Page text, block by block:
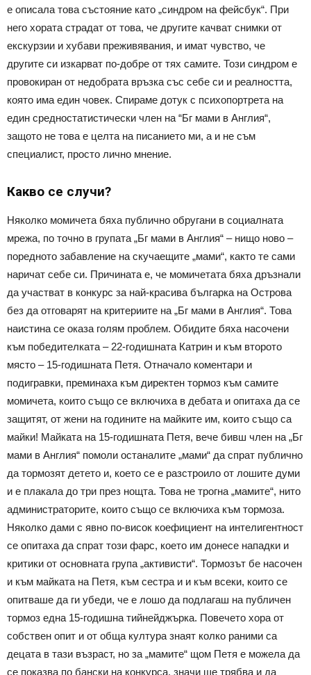
е описала това състояние като „синдром на фейсбук“. При
него хората страдат от това, че другите качват снимки от
екскурзии и хубави преживявания, и имат чувство, че
другите си изкарват по-добре от тях самите. Този синдром е
провокиран от недобрата връзка със себе си и реалността,
която има един човек. Спираме дотук с психопортрета на
един средностатистически член на “Бг мами в Англия“,
защото не това е целта на писанието ми, а и не съм
специалист, просто лично мнение.
Какво се случи?
Няколко момичета бяха публично обругани в социалната
мрежа, по точно в групата „Бг мами в Англия“ – нищо ново –
поредното забавление на скучаещите „мами“, както те сами
наричат себе си. Причината е, че момичетата бяха дръзнали
да участват в конкурс за най-красива българка на Острова
без да отговарят на критериите на „Бг мами в Англия“. Това
наистина се оказа голям проблем. Обидите бяха насочени
към победителката – 22-годишната Катрин и към второто
място – 15-годишната Петя. Отначало коментари и
подигравки, преминаха към директен тормоз към самите
момичета, които също се включиха в дебата и опитаха да се
защитят, от жени на годините на майките им, които също са
майки! Майката на 15-годишната Петя, вече бивш член на „Бг
мами в Англия“ помоли останалите „мами“ да спрат публично
да тормозят детето и, което се е разстроило от лошите думи
и е плакала до три през нощта. Това не трогна „мамите“, нито
администраторите, които също се включиха към тормоза.
Няколко дами с явно по-висок коефициент на интелигентност
се опитаха да спрат този фарс, което им донесе нападки и
критики от основната група „активисти“. Тормозът бе насочен
и към майката на Петя, към сестра и и към всеки, които се
опитваше да ги убеди, че е лошо да подлагаш на публичен
тормоз една 15-годишна тийнейджърка. Повечето хора от
собствен опит и от обща култура знаят колко раними са
децата в тази възраст, но за „мамите“ щом Петя е можела да
се показва по бански на конкурса, значи ще трябва и да